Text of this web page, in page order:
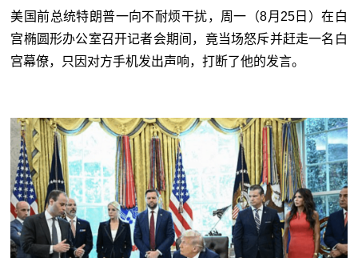
美国前总统特朗普一向不耐烦干扰，周一（8月 25日）在白
宫椭圆形办公室召开记者会期间，竟当场怒斥并赶走一名白
宫幕僚，只因对方手机发出声响，打断了他的发言。